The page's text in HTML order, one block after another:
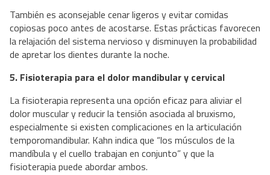
También es aconsejable cenar ligeros y evitar comidas
copiosas poco antes de acostarse. Estas prácticas favorecen
la relajación del sistema nervioso y disminuyen la probabilidad
de apretar los dientes durante la noche.
5. Fisioterapia para el dolor mandibular y cervical
La fisioterapia representa una opción eficaz para aliviar el
dolor muscular y reducir la tensión asociada al bruxismo,
especialmente si existen complicaciones en la articulación
temporomandibular. Kahn indica que “los músculos de la
mandíbula y el cuello trabajan en conjunto” y que la
fisioterapia puede abordar ambos.